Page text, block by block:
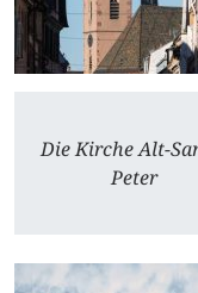
Die Kirche Alt-
Peter